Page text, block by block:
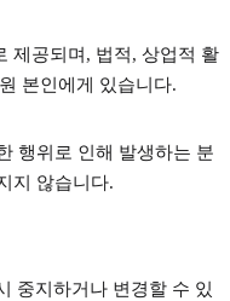
제공되며, 법적, 상업적 활
본인에게 있습니다.
행위로 인해 발생하는 분
지 않습니다.
중지하거나 변경할 수 있